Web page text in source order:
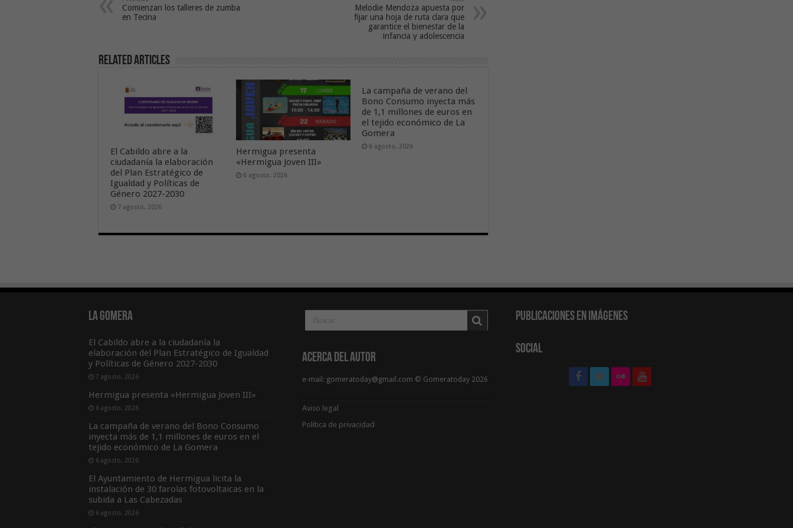
Comienzan los talleres de zumba
en Tecina
Melodie Mendoza apuesta por
fijar una hoja de ruta clara que
garantice el bienestar de la
infancia y adolescencia
Related Articles
El Cabildo abre a la
ciudadanía la elaboración
del Plan Estratégico de
Igualdad y Políticas de
Género 2027-2030
7 agosto, 2026
Hermigua presenta
«Hermigua Joven III»
6 agosto, 2026
La campaña de verano del
Bono Consumo inyecta más
de 1,1 millones de euros en
el tejido económico de La
Gomera
6 agosto, 2026
La Gomera
El Cabildo abre a la ciudadanía la
elaboración del Plan Estratégico de Igualdad
y Políticas de Género 2027-2030
7 agosto, 2026
Hermigua presenta «Hermigua Joven III»
6 agosto, 2026
La campaña de verano del Bono Consumo
inyecta más de 1,1 millones de euros en el
tejido económico de La Gomera
6 agosto, 2026
El Ayuntamiento de Hermigua licita la
instalación de 30 farolas fotovoltaicas en la
subida a Las Cabezadas
6 agosto, 2026
Acerca del Autor
e-mail: gomeratoday@gmail.com © Gomeratoday 2026
Aviso legal
Política de privacidad
Publicaciones en Imágenes
Social